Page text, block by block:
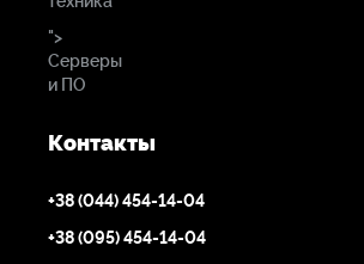
">
Серверы
и ПО
Контакты
+38 (044) 454-14-04
+38 (095) 454-14-04